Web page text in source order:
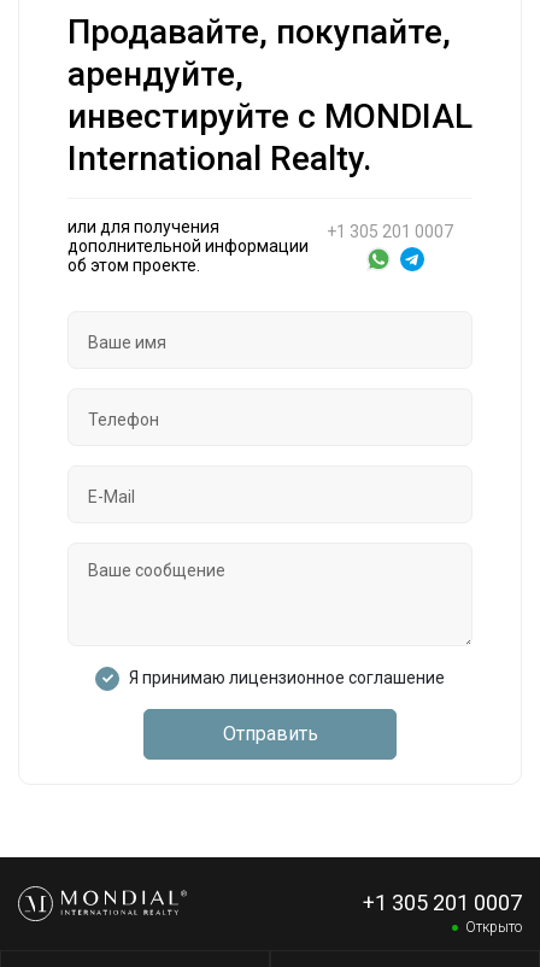
Продавайте, покупайте,
арендуйте,
инвестируйте с MONDIAL
International Realty.
или для получения
дополнительной информации
об этом проекте.
+1 305 201 0007
Я принимаю лицензионное соглашение
Отправить
+1 305 201 0007
Открыто